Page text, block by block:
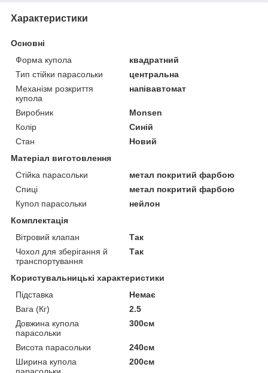
Характеристики
Основні
Форма купола
квадратний
Тип стійки парасольки
центральна
Механізм розкриття
купола
напівавтомат
Виробник
Monsen
Колір
Синій
Стан
Новий
Матеріал виготовлення
Стійка парасольки
метал покритий фарбою
Спиці
метал покритий фарбою
Купол парасольки
нейлон
Комплектація
Вітровий клапан
Так
Чохол для зберігання й
транспортування
Так
Користувальницькі характеристики
Підставка
Немає
Вага (Кг)
2.5
Довжина купола
парасольки
300см
Висота парасольки
240см
Ширина купола
парасольки
200см